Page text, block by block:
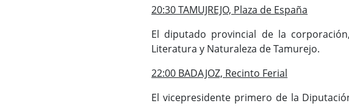
20:30 TAMUJREJO, Plaza de España
El diputado provincial de la
Literatura y Naturaleza de Tamurejo.
22:00 BADAJOZ, Recinto Ferial
El vicepresidente primero de la